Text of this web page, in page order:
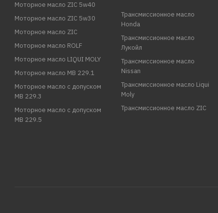
Моторное масло ZIC 5w40
Моторное масло ZIC 5w30
Моторное масло ZIC
Моторное масло ROLF
Моторное масло LIQUI MOLY
Моторное масло MB 229.1
Моторное масло с допуском
MB 229.3
Моторное масло с допуском
MB 229.5
Трансмиссионное масло
Honda
Трансмиссионное масло
Лукойл
Трансмиссионное масло
Nissan
Трансмиссионное масло Liqui
Moly
Трансмиссионное масло ZIC